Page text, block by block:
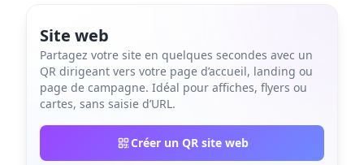
Site web
Partagez votre site en quelques secondes avec un
QR dirigeant vers votre page d’accueil, landing ou
page de campagne. Idéal pour affiches, flyers ou
cartes, sans saisie d’URL.
Créer un QR site web